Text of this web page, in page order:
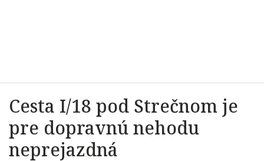
Cesta I/18 pod Strečnom je
pre dopravnú nehodu
neprejazdná